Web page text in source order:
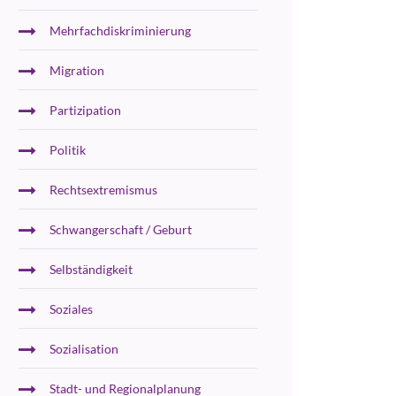
Mehrfachdiskriminierung
Migration
Partizipation
Politik
Rechtsextremismus
Schwangerschaft / Geburt
Selbständigkeit
Soziales
Sozialisation
Stadt- und Regionalplanung